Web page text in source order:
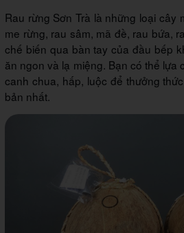
Rau rừng Sơn Trà là những loại cây
me rừng, rau sâm, mã đề, rau bứa,
chế biến qua bàn tay của đầu bếp
ăn ngon và lạ miệng. Bạn có thể lựa
canh chua, hấp, luộc để thưởng
bản nhất.